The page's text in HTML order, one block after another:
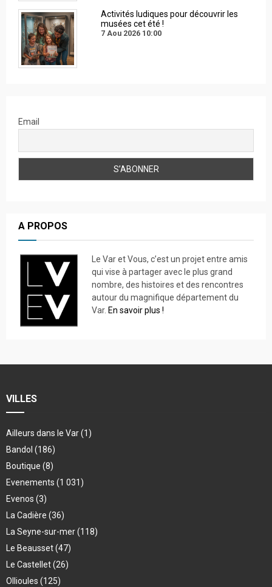
Activités ludiques pour découvrir les
musées cet été !
7 Aou 2026 10:00
Email
A PROPOS
Le Var et Vous, c’est un projet entre amis
qui vise à partager avec le plus grand
nombre, des histoires et des rencontres
autour du magnifique département du
Var. En savoir plus !
VILLES
Ailleurs dans le Var(1)
Bandol (186)
Boutique (8)
Evenements (1 031)
Evenos (3)
La Cadière (36)
La Seyne-sur-mer(118)
Le Beausset(47)
Le Castellet(26)
Ollioules (125)